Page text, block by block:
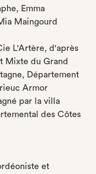
Emma
Maingourd
L'Artère, d'après
Mixte du Grand
Département
Armor
par la villa
des Côtes
et